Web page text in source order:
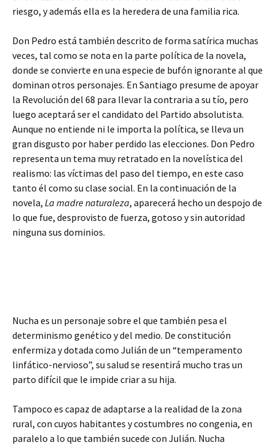
riesgo, y además ella es la heredera de una familia rica.
Don Pedro está también descrito de forma satírica muchas
veces, tal como se nota en la parte política de la novela,
donde se convierte en una especie de bufón ignorante al que
dominan otros personajes. En Santiago presume de apoyar
la Revolución del 68 para llevar la contraria a su tío, pero
luego aceptará ser el candidato del Partido absolutista.
Aunque no entiende ni le importa la política, se lleva un
gran disgusto por haber perdido las elecciones. Don Pedro
representa un tema muy retratado en la novelística del
realismo: las víctimas del paso del tiempo, en este caso
tanto él como su clase social. En la continuación de la
novela, La madre naturaleza, aparecerá hecho un despojo de
lo que fue, desprovisto de fuerza, gotoso y sin autoridad
ninguna sus dominios.
Nucha es un personaje sobre el que también pesa el
determinismo genético y del medio. De constitución
enfermiza y dotada como Julián de un “temperamento
linfático-nervioso”, su salud se resentirá mucho tras un
parto difícil que le impide criar a su hija.
Tampoco es capaz de adaptarse a la realidad de la zona
rural, con cuyos habitantes y costumbres no congenia, en
paralelo a lo que también sucede con Julián. Nucha